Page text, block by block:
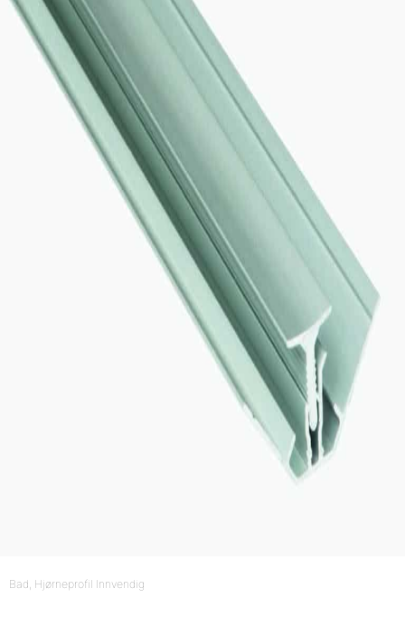
Bad, Hjørneprofil Innvendig